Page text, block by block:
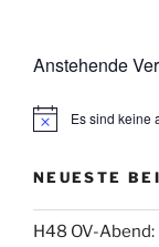
Anstehende
Es sind keine
NEUESTE
H48 OV-